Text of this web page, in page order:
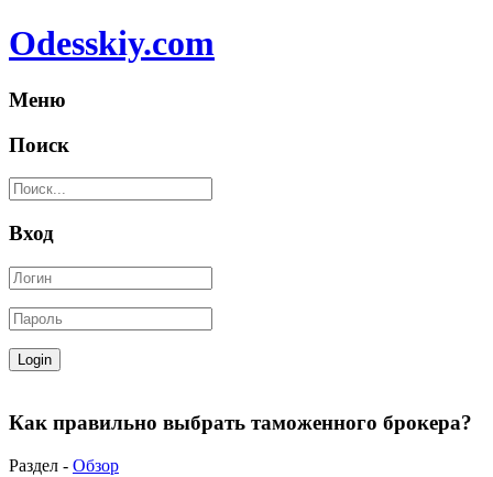
Odesskiy.com
Меню
Поиск
Вход
Как правильно выбрать таможенного брокера?
Раздел - Обзор